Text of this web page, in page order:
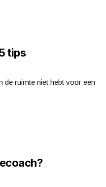
tips
de ruimte niet hebt voor een